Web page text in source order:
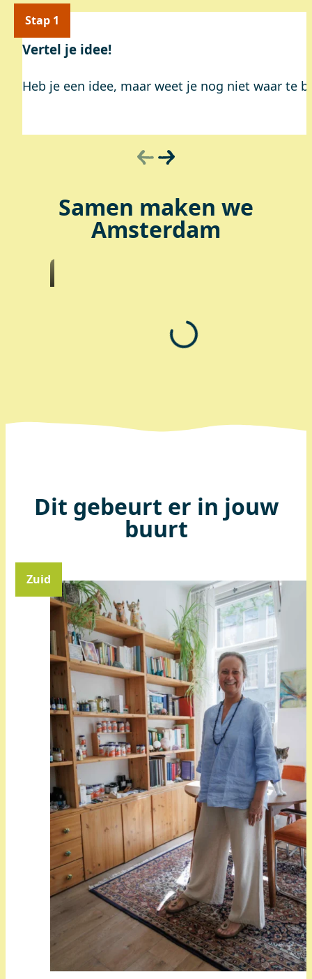
Stap 1
Vertel je idee!
Heb je een idee, maar weet je nog niet waar te
Samen maken we
Amsterdam
Dit gebeurt er in jouw
buurt
Zuid